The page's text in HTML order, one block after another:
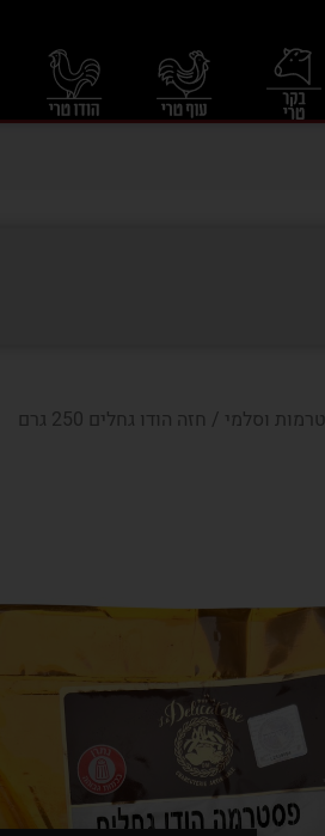
וסלמי / חזה הודו גחלים 250 גרם